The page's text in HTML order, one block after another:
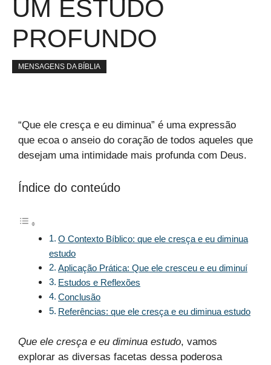
UM ESTUDO
PROFUNDO
MENSAGENS DA BÍBLIA
“Que ele cresça e eu diminua” é uma expressão
que ecoa o anseio do coração de todos aqueles que
desejam uma intimidade mais profunda com Deus.
Índice do conteúdo
O Contexto Bíblico: que ele cresça e eu diminua
estudo
Aplicação Prática: Que ele cresceu e eu diminuí
Estudos e Reflexões
Conclusão
Referências: que ele cresça e eu diminua estudo
Que ele cresça e eu diminua estudo, vamos
explorar as diversas facetas dessa poderosa